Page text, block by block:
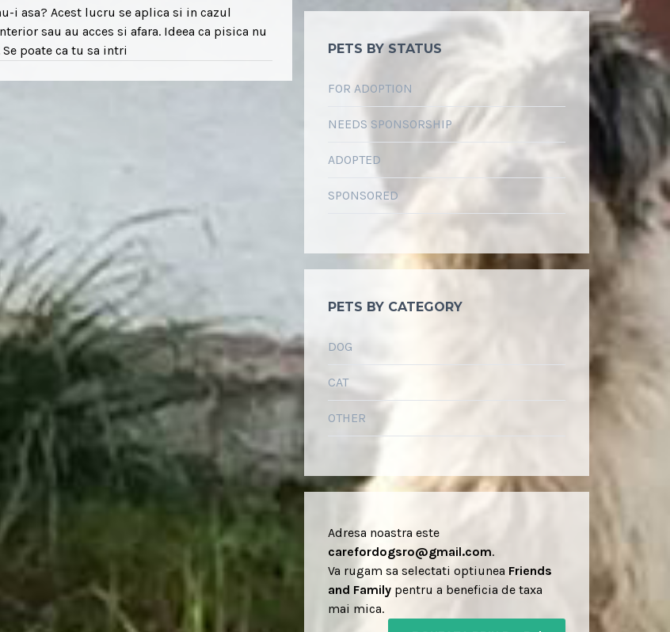
i asa? Acest lucru se aplica si in cazul
sau au acces si afara. Ideea ca pisica nu
poate ca tu sa intri
PETS BY STATUS
FOR ADOPTION
NEEDS SPONSORSHIP
ADOPTED
SPONSORED
PETS BY CATEGORY
DOG
CAT
OTHER
Adresa noastra este
carefordogsro@gmail.com.
Va rugam sa selectati optiunea Friends
and Family pentru a beneficia de taxa
mai mica.